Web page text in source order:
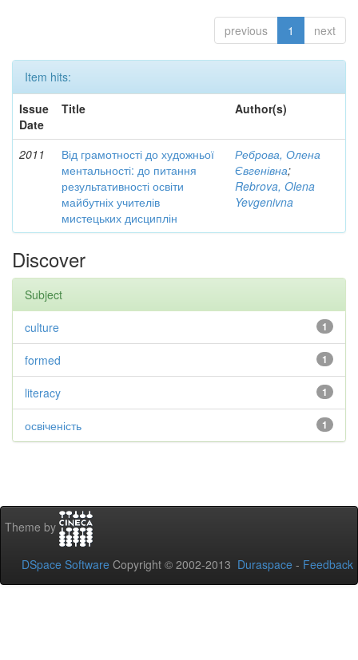
previous 1 next
Item hits:
Issue
Date
Title Author(s)
2011
Від грамотності до художньої
ментальності: до питання
результативності освіти
майбутніх учителів
мистецьких дисциплін
Реброва, Олена
Євгенівна;
Rebrova, Olena
Yevgenivna
Discover
Subject
1
culture
1
formed
1
literacy
1
освіченість
Theme by
DSpace Software Copyright © 2002-2013 Duraspace - Feedback